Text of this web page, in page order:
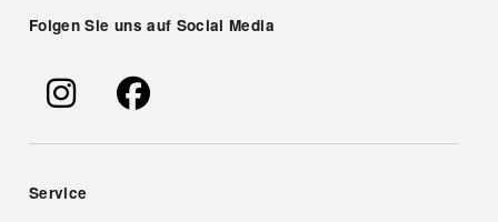
Folgen Sie uns auf Social Media
Service